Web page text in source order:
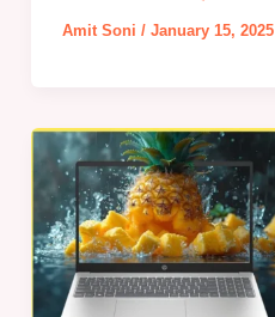
Amit Soni / January 15, 2025